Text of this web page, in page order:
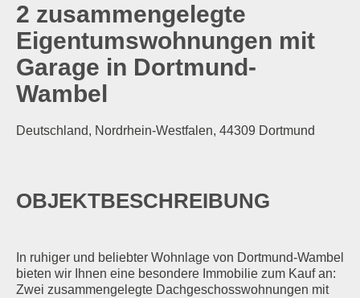
2 zusammengelegte
Eigentumswohnungen mit
Garage in Dortmund-
Wambel
Deutschland, Nordrhein-Westfalen, 44309 Dortmund
OBJEKTBESCHREIBUNG
In ruhiger und beliebter Wohnlage von Dortmund-Wambel
bieten wir Ihnen eine besondere Immobilie zum Kauf an:
Zwei zusammengelegte Dachgeschosswohnungen mit